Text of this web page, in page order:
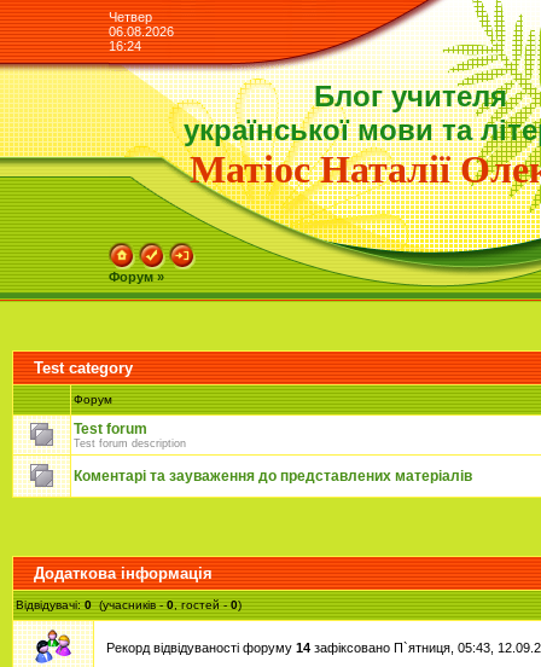
Четвер
06.08.2026
16:24
Блог учителя
української мови та
Матіос Наталії
Форум »
Test category
Форум
Test forum
Test forum description
Коментарі та зауваження до представлених матеріалів
Додаткова інформація
Відвідувачі:0(учасників -0, гостей -0)
Рекорд відвідуваності форуму 14 зафіксовано П`ятниця, 05:43,